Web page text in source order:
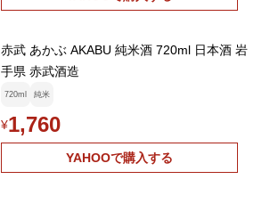
赤武 あかぶ AKABU 純米酒 720ml 日本酒 岩
手県 赤武酒造
720ml 純米
¥1,760
YAHOOで購入する